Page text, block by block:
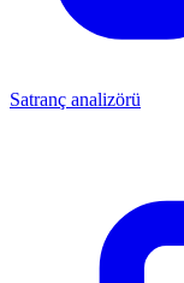
Satranç analizörü